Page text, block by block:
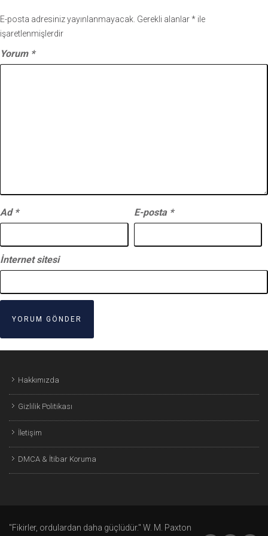
E-posta adresiniz yayınlanmayacak. Gerekli alanlar* ile
işaretlenmişlerdir
Yorum *
Ad * E-posta *
İnternet sitesi
Hakkımızda
Gizlilik Politikası
İletişim
DMCA & İtibar Koruma
"Fikirler, ordulardan daha güçlüdür." W. M. Paxton